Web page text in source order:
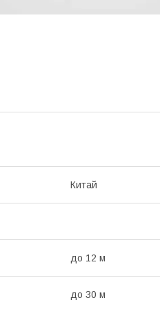
Китай
до 12 м
до 30 м